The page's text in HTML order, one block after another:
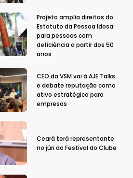
Projeto amplia direitos do
Estatuto da Pessoa Idosa
para pessoas com
deficiência a partir dos 50
anos
CEO da VSM vai à AJE Talks
e debate reputação como
ativo estratégico para
empresas
Ceará terá representante
no júri do Festival do Clube